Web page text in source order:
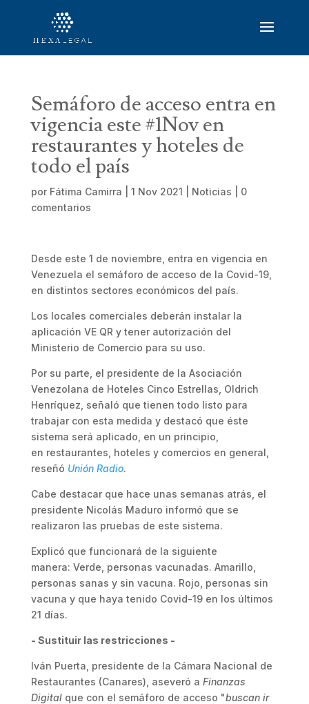
Semáforo de acceso entra en
vigencia este #1Nov en
restaurantes y hoteles de
todo el país
por Fátima Camirra 1 Nov 2021 Noticias
0
comentarios
Desde este 1 de noviembre, entra en vigencia en
Venezuela el semáforo de acceso de la Covid-19,
en distintos sectores económicos del país.
Los locales comerciales deberán instalar la
aplicación VE QR y tener autorización del
Ministerio de Comercio para su uso.
Por su parte, el presidente de la Asociación
Venezolana de Hoteles Cinco Estrellas, Oldrich
Henríquez, señaló que tienen todo listo para
trabajar con esta medida y destacó que éste
sistema será aplicado, en un principio,
en restaurantes, hoteles y comercios en general,
reseñó Unión Radio.
Cabe destacar que hace unas semanas atrás, el
presidente Nicolás Maduro informó que se
realizaron las pruebas de este sistema.
Explicó que funcionará de la siguiente
manera: Verde, personas vacunadas. Amarillo,
personas sanas y sin vacuna. Rojo, personas sin
vacuna y que haya tenido Covid-19 en los últimos
21 días.
- Sustituir las restricciones -
Iván Puerta, presidente de la Cámara Nacional de
Restaurantes (Canares), aseveró a Finanzas
Digitalque con el semáforo de acceso "buscan ir